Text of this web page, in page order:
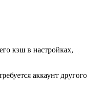
кэш в настройках,
аккаунт другого